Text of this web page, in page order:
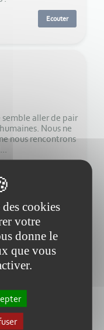
Ecouter
aller de pair
Nous ne
nous rencontrons
Bonne écoute !
cookies
votre
donne le
que vous